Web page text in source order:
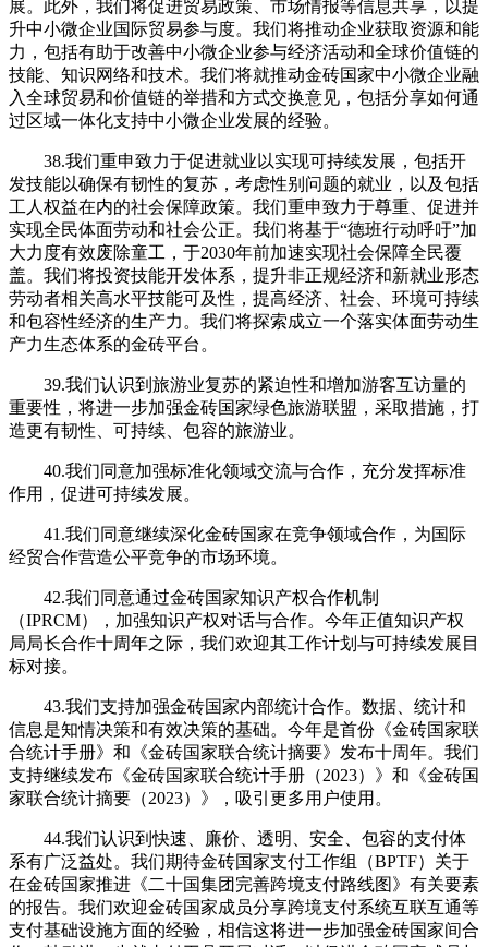
展。此外，我们将促进贸易政策、市场情报等信息共享，以提
升中小微企业国际贸易参与度。我们将推动企业获取资源和能
力，包括有助于改善中小微企业参与经济活动和全球价值链的
技能、知识网络和技术。我们将就推动金砖国家中小微企业融
入全球贸易和价值链的举措和方式交换意见，包括分享如何通
过区域一体化支持中小微企业发展的经验。
38.我们重申致力于促进就业以实现可持续发展，包括开
发技能以确保有韧性的复苏，考虑性别问题的就业，以及包括
工人权益在内的社会保障政策。我们重申致力于尊重、促进并
实现全民体面劳动和社会公正。我们将基于“德班行动呼吁”加
大力度有效废除童工，于2030年前加速实现社会保障全民覆
盖。我们将投资技能开发体系，提升非正规经济和新就业形态
劳动者相关高水平技能可及性，提高经济、社会、环境可持续
和包容性经济的生产力。我们将探索成立一个落实体面劳动生
产力生态体系的金砖平台。
39.我们认识到旅游业复苏的紧迫性和增加游客互访量的
重要性，将进一步加强金砖国家绿色旅游联盟，采取措施，打
造更有韧性、可持续、包容的旅游业。
40.我们同意加强标准化领域交流与合作，充分发挥标准
作用，促进可持续发展。
41.我们同意继续深化金砖国家在竞争领域合作，为国际
经贸合作营造公平竞争的市场环境。
42.我们同意通过金砖国家知识产权合作机制
（IPRCM），加强知识产权对话与合作。今年正值知识产权
局局长合作十周年之际，我们欢迎其工作计划与可持续发展目
标对接。
43.我们支持加强金砖国家内部统计合作。数据、统计和
信息是知情决策和有效决策的基础。今年是首份《金砖国家联
合统计手册》和《金砖国家联合统计摘要》发布十周年。我们
支持继续发布《金砖国家联合统计手册（2023）》和《金砖国
家联合统计摘要（2023）》，吸引更多用户使用。
44.我们认识到快速、廉价、透明、安全、包容的支付体
系有广泛益处。我们期待金砖国家支付工作组（BPTF）关于
在金砖国家推进《二十国集团完善跨境支付路线图》有关要素
的报告。我们欢迎金砖国家成员分享跨境支付系统互联互通等
支付基础设施方面的经验，相信这将进一步加强金砖国家间合